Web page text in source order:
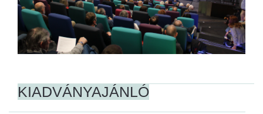
KIADVÁNYAJÁNLÓ